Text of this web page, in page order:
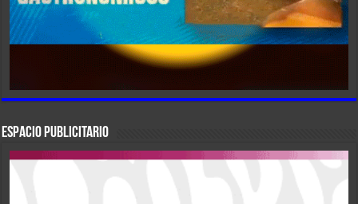
ESPACIO PUBLICITARIO